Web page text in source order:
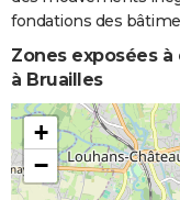
fondations des
Zones exposées
à Bruailles
+
−